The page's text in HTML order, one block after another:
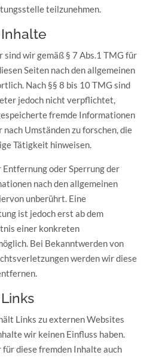
teilzunehmen.
wir gemäß § 7 Abs.1 TMG für
Seiten nach den allgemeinen
Nach §§ 8 bis 10 TMG sind
jedoch nicht verpflichtet,
fremde Informationen
nach Umständen zu forschen, die
Tätigkeit hinweisen.
oder Sperrung der
nach den allgemeinen
unberührt. Eine
ist jedoch erst ab dem
einer konkreten
Bei Bekanntwerden von
werden wir diese
Links zu externen Websites
wir keinen Einfluss haben.
für diese fremden Inhalte auch